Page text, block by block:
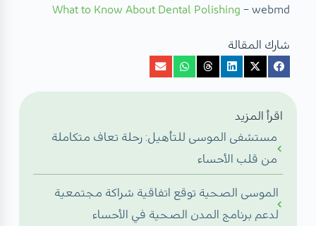
What to Know About Dental Polishing – webmd
شارك المقالة
اقرأ المزيد
مستشفى الموسى للتأهيل: رحلة تعاف متكاملة
من قلب الأحساء
الموسى الصحية توقع اتفاقية شراكة مجتمعية
لدعم برنامج المدن الصحية في الأحساء